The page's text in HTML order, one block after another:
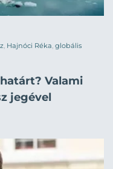
, Hajnóci Réka, globális
Valami
jegével